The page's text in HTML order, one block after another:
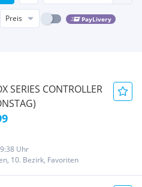
Preis PayLivery
SERIES CONTROLLER
Uhr
10. Bezirk, Favoriten